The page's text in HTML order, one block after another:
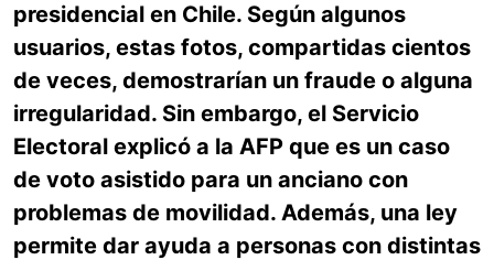
presidencial en Chile. Según algunos
usuarios, estas fotos, compartidas cientos
de veces, demostrarían un fraude o alguna
irregularidad. Sin embargo, el Servicio
Electoral explicó a la AFP que es un caso
de voto asistido para un anciano con
problemas de movilidad. Además, una ley
permite dar ayuda a personas con distintas